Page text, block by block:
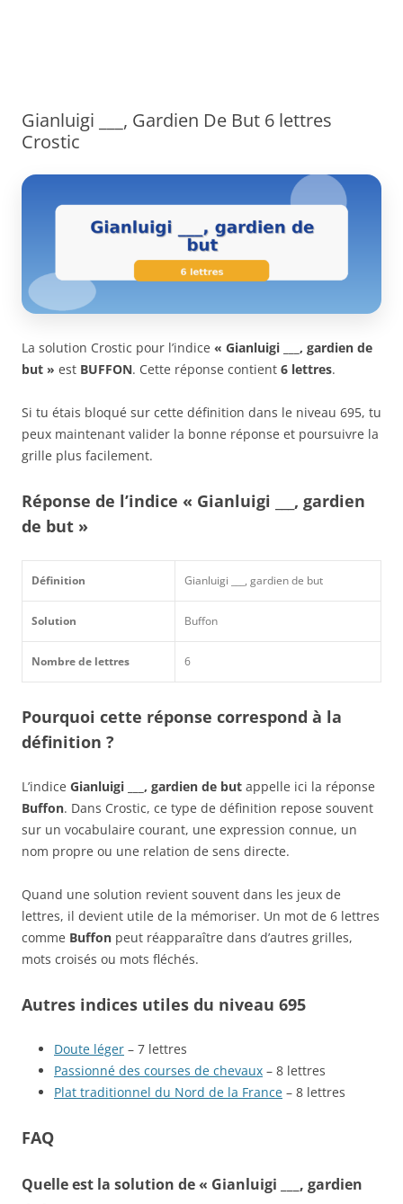
Gianluigi ___, Gardien De But 6 lettres
Crostic
La solution Crostic pour l’indice « Gianluigi ___, gardien de
but » est BUFFON. Cette réponse contient 6 lettres.
Si tu étais bloqué sur cette définition dans le niveau 695, tu
peux maintenant valider la bonne réponse et poursuivre la
grille plus facilement.
Réponse de l’indice « Gianluigi ___, gardien
de but »
Définition Gianluigi ___, gardien de but
Solution Buffon
Nombre de lettres 6
Pourquoi cette réponse correspond à la
définition ?
L’indice Gianluigi ___, gardien de but appelle ici la réponse
Buffon. Dans Crostic, ce type de définition repose souvent
sur un vocabulaire courant, une expression connue, un
nom propre ou une relation de sens directe.
Quand une solution revient souvent dans les jeux de
lettres, il devient utile de la mémoriser. Un mot de 6 lettres
comme Buffon peut réapparaître dans d’autres grilles,
mots croisés ou mots fléchés.
Autres indices utiles du niveau 695
Doute léger – 7 lettres
Passionné des courses de chevaux – 8 lettres
Plat traditionnel du Nord de la France – 8 lettres
FAQ
Quelle est la solution de « Gianluigi ___, gardien